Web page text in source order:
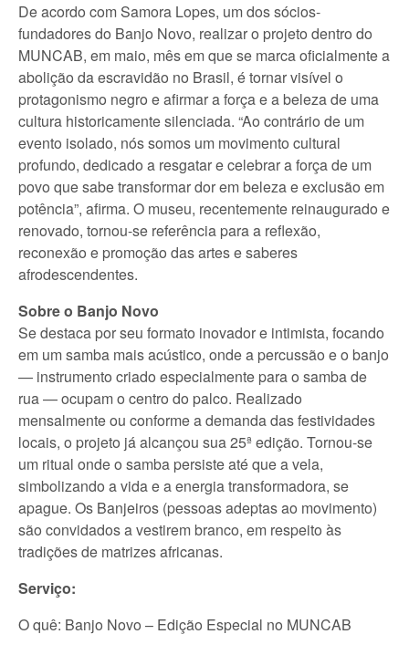
De acordo com Samora Lopes, um dos sócios-
fundadores do Banjo Novo, realizar o projeto dentro do
MUNCAB, em maio, mês em que se marca oficialmente a
abolição da escravidão no Brasil, é tornar visível o
protagonismo negro e afirmar a força e a beleza de uma
cultura historicamente silenciada. “Ao contrário de um
evento isolado, nós somos um movimento cultural
profundo, dedicado a resgatar e celebrar a força de um
povo que sabe transformar dor em beleza e exclusão em
potência”, afirma. O museu, recentemente reinaugurado e
renovado, tornou-se referência para a reflexão,
reconexão e promoção das artes e saberes
afrodescendentes.
Sobre o Banjo Novo
Se destaca por seu formato inovador e intimista, focando
em um samba mais acústico, onde a percussão e o banjo
— instrumento criado especialmente para o samba de
rua — ocupam o centro do palco. Realizado
mensalmente ou conforme a demanda das festividades
locais, o projeto já alcançou sua 25ª edição. Tornou-se
um ritual onde o samba persiste até que a vela,
simbolizando a vida e a energia transformadora, se
apague. Os Banjeiros (pessoas adeptas ao movimento)
são convidados a vestirem branco, em respeito às
tradições de matrizes africanas.
Serviço:
O quê: Banjo Novo – Edição Especial no MUNCAB